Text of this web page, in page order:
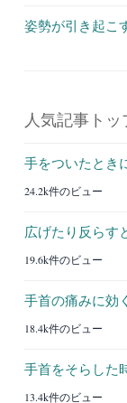
姿勢が引き起こ
人気記事トッ
手をついたとき
24.2k件のビュー
広げたり反らす
19.6k件のビュー
手首の痛みに効
18.4k件のビュー
手首をそらした
13.4k件のビュー